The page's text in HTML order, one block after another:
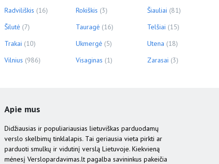
Radviliškis (16) Rokiškis (3) Šiauliai (81)
Šilutė (7) Tauragė (16) Telšiai (15)
Trakai (10) Ukmergė (5) Utena (18)
Vilnius (986) Visaginas (1) Zarasai (3)
Apie mus
Didžiausias ir populiariausias lietuviškas parduodamų
verslo skelbimų tinklalapis. Tai geriausia vieta pirkti ar
parduoti smulkų ir vidutinį verslą Lietuvoje. Kiekvieną
mėnesį Verslopardavimas.lt pagalba savininkus pakeičia